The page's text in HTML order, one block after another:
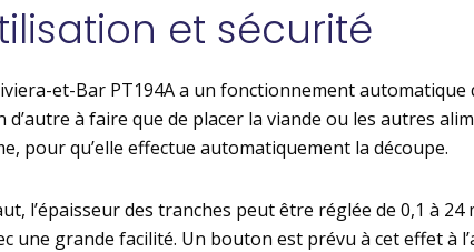
et sécurité
et-Bar PT194A a un fonctionnement
d’autre à faire que de placer la viande ou les autres
pour qu’elle effectue automatiquement la découpe.
l’épaisseur des tranches peut être réglée de 0,1 à 24
une grande facilité. Un bouton est prévu à cet effet à